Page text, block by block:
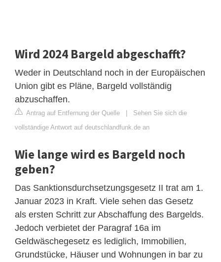
Wird 2024 Bargeld abgeschafft?
Weder in Deutschland noch in der Europäischen
Union gibt es Pläne, Bargeld vollständig
abzuschaffen.
Antrag auf Entfernung der Quelle | Sehen Sie sich die
vollständige Antwort auf deutschlandfunk.de an
Wie lange wird es Bargeld noch
geben?
Das Sanktionsdurchsetzungsgesetz II trat am 1.
Januar 2023 in Kraft. Viele sehen das Gesetz
als ersten Schritt zur Abschaffung des Bargelds.
Jedoch verbietet der Paragraf 16a im
Geldwäschegesetz es lediglich, Immobilien,
Grundstücke, Häuser und Wohnungen in bar zu